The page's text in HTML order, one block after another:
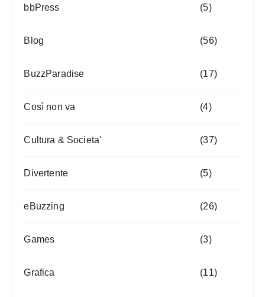
bbPress (5)
Blog (56)
BuzzParadise (17)
Così non va (4)
Cultura & Societa' (37)
Divertente (5)
eBuzzing (26)
Games (3)
Grafica (11)